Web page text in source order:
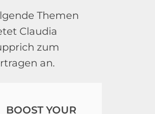
Themen
Claudia
zum
an.
BOOST YOUR